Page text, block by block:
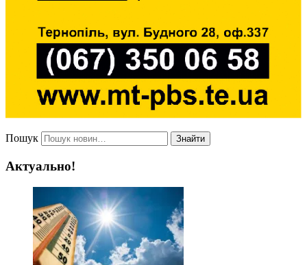
Пошук Знайти
Актуально!